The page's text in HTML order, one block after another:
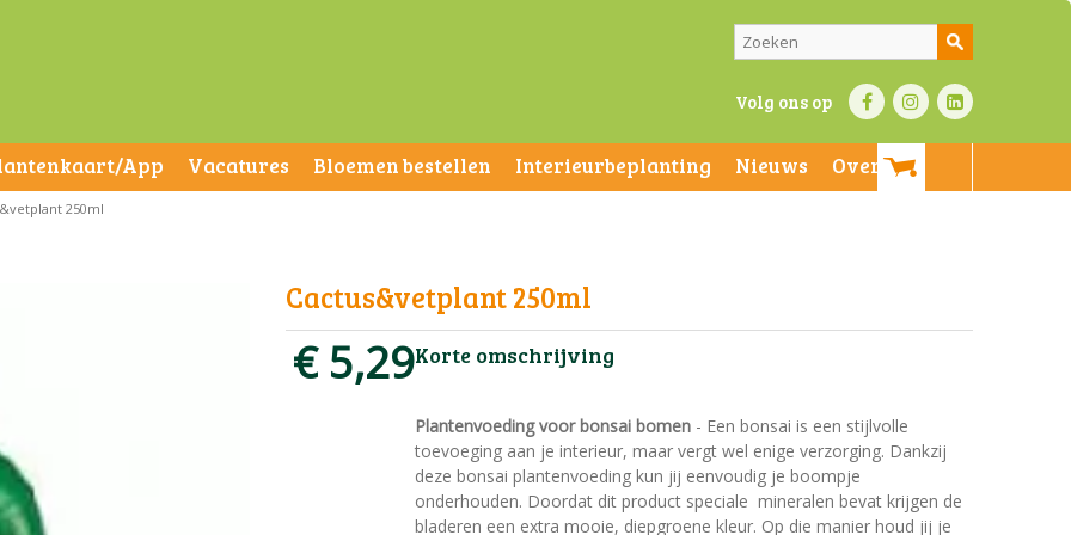
Volg ons op
App Vacatures Bloemen bestellen Interieurbeplanting Nieuws
Over ons
250ml
Cactus&vetplant 250ml
€ 5,29Korte omschrijving
Plantenvoeding voor bonsai bomen - Een bonsai is een stijlvolle
toevoeging aan je interieur, maar vergt wel enige verzorging. Dankzij
deze bonsai plantenvoeding kun jij eenvoudig je boompje
onderhouden. Doordat dit product speciale mineralen bevat krijgen de
bladeren een extra mooie, diepgroene kleur. Op die manier houd jij je